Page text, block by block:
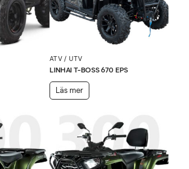
ATV / UTV
LINHAI T-BOSS 670 EPS
Läs mer